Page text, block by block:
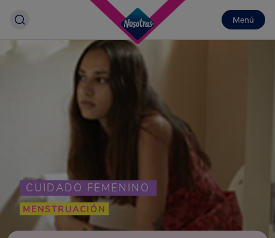
Menú
CUIDADO FEMENINO
MENSTRUACIÓN